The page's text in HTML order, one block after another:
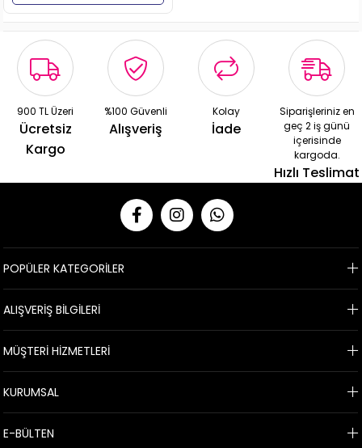
900 TL Üzeri
Ücretsiz
Kargo
%100 Güvenli
Alışveriş
Kolay
İade
Siparişleriniz en
geç 2 iş günü
içerisinde
kargoda.
Hızlı Teslimat
POPÜLER KATEGORİLER
ALIŞVERİŞ BİLGİLERİ
MÜŞTERİ HİZMETLERİ
KURUMSAL
E-BÜLTEN